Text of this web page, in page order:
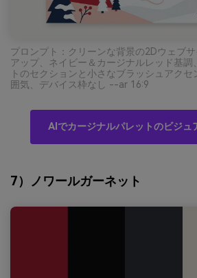
プロンプト：クリーンな背景の2Dウェブ
アップ、ネイビー＆カージナルレッド基調
トのセクションと小さなブラッシュアク
囲気、デバイス枠なし --ar 16:9
AIでカージナルパレットのビジュ
7）ノワールガーネット